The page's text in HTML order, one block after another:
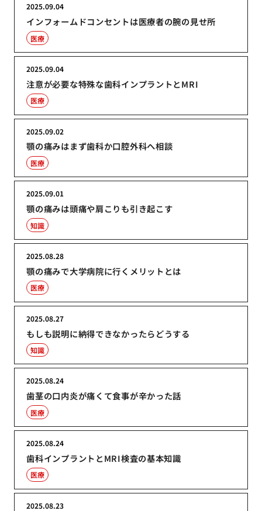
インフォームドコンセントは医療者の腕の見せ所
2025.09.04
医療
注意が必要な特殊な歯科インプラントとMRI
2025.09.04
医療
顎の痛みはまず歯科か口腔外科へ相談
2025.09.02
医療
顎の痛みは頭痛や肩こりも引き起こす
2025.09.01
知識
顎の痛みで大学病院に行くメリットとは
2025.08.28
医療
もしも説明に納得できなかったらどうする
2025.08.27
知識
歯茎の口内炎が痛くて食事が辛かった話
2025.08.24
医療
歯科インプラントとMRI検査の基本知識
2025.08.24
医療
2025.08.23